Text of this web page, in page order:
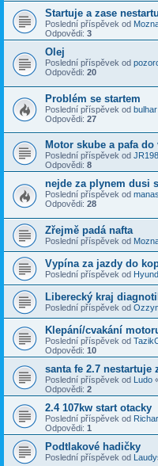
Startuje a zase
Poslední příspěvek od
Odpovědi: 3
Olej
Poslední příspěvek od
Odpovědi: 20
Problém se startem
Poslední příspěvek od bulhar
Odpovědi: 27
Motor skube a pafa
Poslední příspěvek od
Odpovědi: 8
nejde za plynem dusi
Poslední příspěvek od manas
Odpovědi: 28
Zřejmě padá nafta
Poslední příspěvek od
Vypína za jazdy do
Poslední příspěvek od
Liberecký kraj
Poslední příspěvek od
Klepání/cvakání
Poslední příspěvek od
Odpovědi: 10
santa fe 2.7 nestartuje
Poslední příspěvek od Ludo
Odpovědi: 2
2.4 107kw start otacky
Poslední příspěvek od
Odpovědi: 1
Podtlakové hadičky
Poslední příspěvek od